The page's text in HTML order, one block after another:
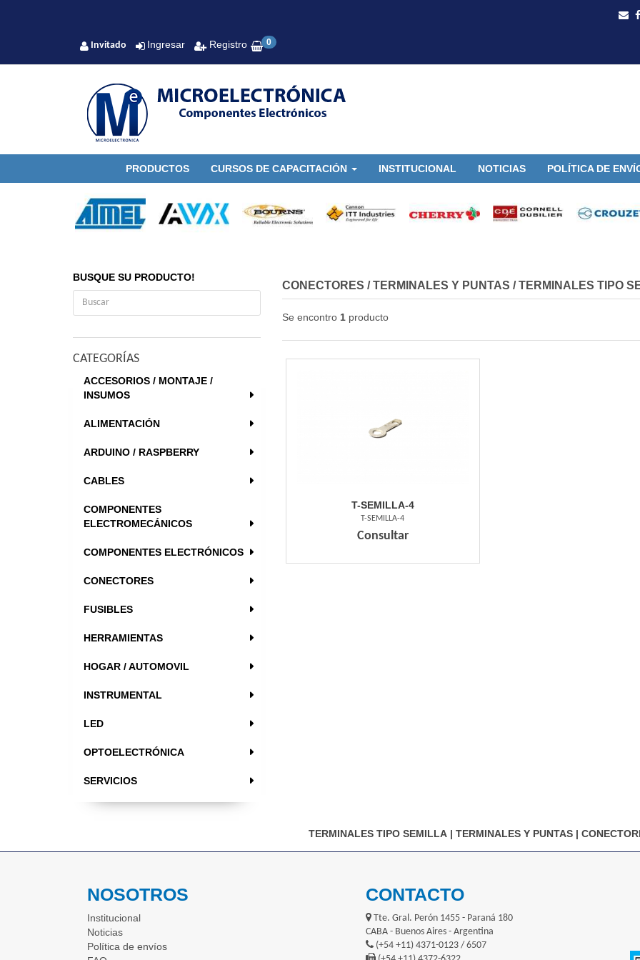
Invitado Ingresar Registro 0
PRODUCTOS CURSOS DE CAPACITACIÓN INSTITUCIONAL NOTICIAS POLÍTICA DE
BUSQUE SU PRODUCTO!
CATEGORÍAS
ACCESORIOS / MONTAJE /
INSUMOS
ALIMENTACIÓN
ARDUINO / RASPBERRY
CABLES
COMPONENTES
ELECTROMECÁNICOS
COMPONENTES ELECTRÓNICOS
CONECTORES
FUSIBLES
HERRAMIENTAS
HOGAR / AUTOMOVIL
INSTRUMENTAL
LED
OPTOELECTRÓNICA
SERVICIOS
CONECTORES /TERMINALES Y PUNTAS /TERMINALES TIPO
Se encontro 1 producto
T-SEMILLA-4
T-SEMILLA-4
Consultar
TERMINALES TIPO SEMILLA | TERMINALES Y PUNTAS |
NOSOTROS
Institucional
Noticias
Política de envíos
CONTACTO
Tte. Gral. Perón 1455 - Paraná 180
CABA - Buenos Aires - Argentina
(+54 +11) 4371-0123 / 6507